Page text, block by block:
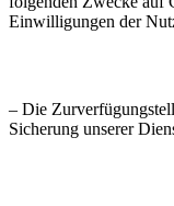
Einwilligungen der
– Die
Sicherung unserer